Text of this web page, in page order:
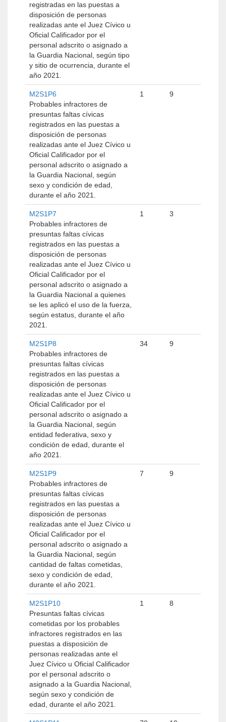
registradas en las puestas a
disposición de personas
realizadas ante el Juez Cívico u
Oficial Calificador por el
personal adscrito o asignado a
la Guardia Nacional, según tipo
y sitio de ocurrencia, durante el
año 2021.
M2S1P6
Probables infractores de
presuntas faltas cívicas
registrados en las puestas a
disposición de personas
realizadas ante el Juez Cívico u
Oficial Calificador por el
personal adscrito o asignado a
la Guardia Nacional, según
sexo y condición de edad,
durante el año 2021.
1 9
M2S1P7
Probables infractores de
presuntas faltas cívicas
registrados en las puestas a
disposición de personas
realizadas ante el Juez Cívico u
Oficial Calificador por el
personal adscrito o asignado a
la Guardia Nacional a quienes
se les aplicó el uso de la fuerza,
según estatus, durante el año
2021.
1 3
M2S1P8
Probables infractores de
presuntas faltas cívicas
registrados en las puestas a
disposición de personas
realizadas ante el Juez Cívico u
Oficial Calificador por el
personal adscrito o asignado a
la Guardia Nacional, según
entidad federativa, sexo y
condición de edad, durante el
año 2021.
34 9
M2S1P9
Probables infractores de
presuntas faltas cívicas
registrados en las puestas a
disposición de personas
realizadas ante el Juez Cívico u
Oficial Calificador por el
personal adscrito o asignado a
la Guardia Nacional, según
cantidad de faltas cometidas,
sexo y condición de edad,
durante el año 2021.
7 9
M2S1P10
Presuntas faltas cívicas
cometidas por los probables
infractores registrados en las
puestas a disposición de
personas realizadas ante el
Juez Cívico u Oficial Calificador
por el personal adscrito o
asignado a la Guardia Nacional,
según sexo y condición de
edad, durante el año 2021.
1 8